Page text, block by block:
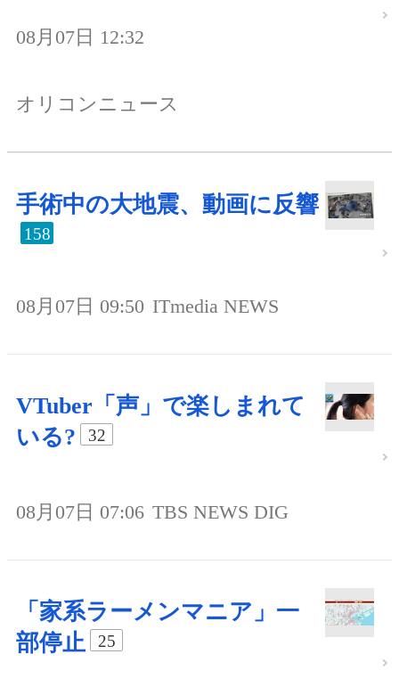
08月07日 12:32
オリコンニュース
手術中の大地震、動画に反響
158
08月07日 09:50 ITmedia NEWS
VTuber「声」で楽しまれて
いる?
32
08月07日 07:06 TBS NEWS DIG
「家系ラーメンマニア」一
部停止
25